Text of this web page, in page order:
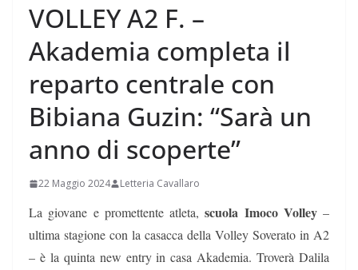
VOLLEY A2 F. –
Akademia completa il
reparto centrale con
Bibiana Guzin: “Sarà un
anno di scoperte”
22 Maggio 2024 Letteria Cavallaro
La giovane e promettente atleta,scuola Imoco Volley–
ultima stagione con la casacca della Volley Soverato in A2
– è la quinta new entry in casa Akademia. Troverà Dalila